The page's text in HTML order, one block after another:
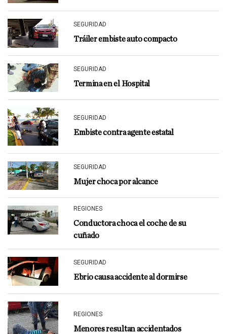
SEGURIDAD
Tráiler embiste auto compacto
SEGURIDAD
Termina en el Hospital
SEGURIDAD
Embiste contra agente estatal
SEGURIDAD
Mujer choca por alcance
REGIONES
Conductora choca el coche de su
cuñado
SEGURIDAD
Ebrio causa accidente al dormirse
REGIONES
Menores resultan accidentados